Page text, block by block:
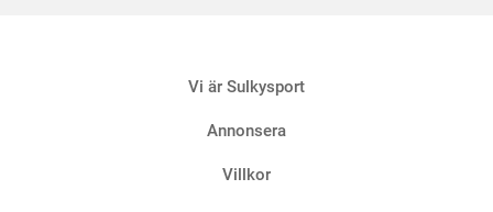
Vi är Sulkysport
Annonsera
Villkor